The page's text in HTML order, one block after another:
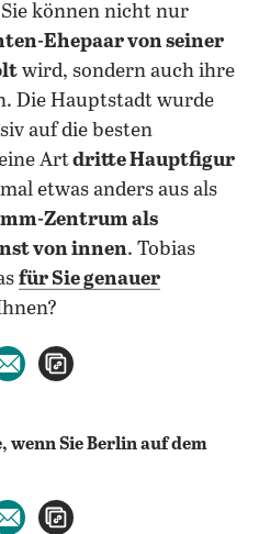
können nicht nur
Ehepaar von seiner
wird, sondern auch ihre
Die Hauptstadt wurde
auf die besten
Artdritte Hauptfigur
etwas anders aus als
Zentrum als
von innen. Tobias
für Sie genauer
WhatsApp teilen
per E-Mail teilen
WhatsApp teilen
per E-Mail teilen